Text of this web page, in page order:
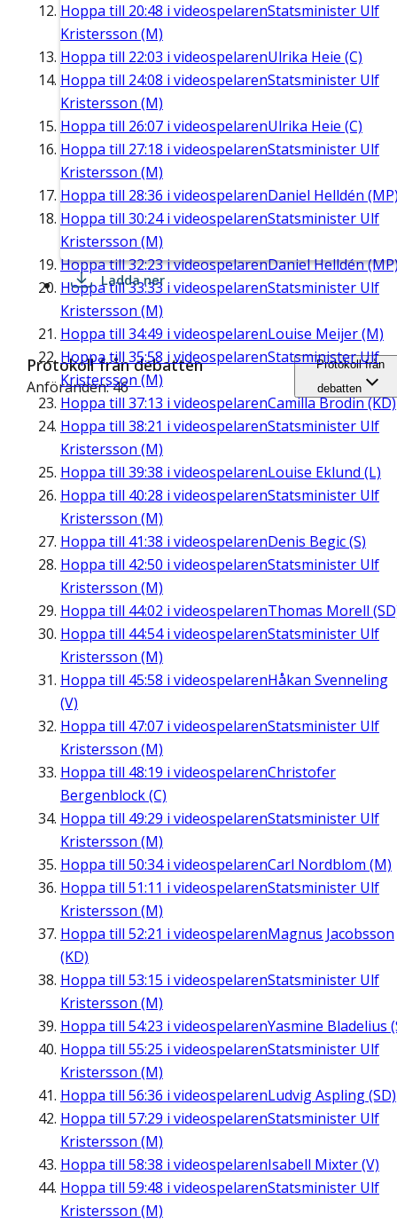
Hoppa till 20:48 i videospelarenStatsminister Ulf
Kristersson (M)
Hoppa till 22:03 i videospelarenUlrika Heie (C)
Hoppa till 24:08 i videospelarenStatsminister Ulf
Kristersson (M)
Hoppa till 26:07 i videospelarenUlrika Heie (C)
Hoppa till 27:18 i videospelarenStatsminister Ulf
Kristersson (M)
Hoppa till 28:36 i videospelarenDaniel Helldén
Hoppa till 30:24i videospelarenStatsminister Ulf
Kristersson (M)
Hoppa till32:23i videospelarenDaniel Helldén
Hoppa till33:33 i videospelarenStatsminister Ulf
Kristersson (M)
Hoppa till 34:49 i videospelarenLouise Meijer (M)
Hoppa till 35:58 i videospelarenStatsminister Ulf
Kristersson (M)
Hoppa till 37:13 i videospelarenCamilla Brodin (KD)
Hoppa till 38:21 i videospelarenStatsminister Ulf
Kristersson (M)
Hoppa till 39:38 i videospelarenLouise Eklund (L)
Hoppa till 40:28 i videospelarenStatsminister Ulf
Kristersson (M)
Hoppa till 41:38 i videospelarenDenis Begic (S)
Hoppa till 42:50 i videospelarenStatsminister Ulf
Kristersson (M)
Hoppa till 44:02 i videospelarenThomas Morell
Hoppa till 44:54i videospelarenStatsminister Ulf
Kristersson (M)
Hoppa till 45:58 i videospelarenHåkan Svenneling
(V)
Hoppa till 47:07 i videospelarenStatsminister Ulf
Kristersson (M)
Hoppa till 48:19 i videospelarenChristofer
Bergenblock (C)
Hoppa till 49:29 i videospelarenStatsminister Ulf
Kristersson (M)
Hoppa till 50:34i videospelarenCarl Nordblom (M)
Hoppa till 51:11 i videospelarenStatsminister Ulf
Kristersson (M)
Hoppa till 52:21 i videospelarenMagnus Jacobsson
(KD)
Hoppa till 53:15 i videospelarenStatsminister Ulf
Kristersson (M)
Hoppa till 54:23 i videospelarenYasmine Bladelius
Hoppa till 55:25 i videospelarenStatsminister Ulf
Kristersson (M)
Hoppa till 56:36 i videospelarenLudvig Aspling (SD)
Hoppa till 57:29 i videospelarenStatsminister Ulf
Kristersson (M)
Hoppa till 58:38 i videospelarenIsabell Mixter (V)
Hoppa till 59:48 i videospelarenStatsminister Ulf
Kristersson (M)
Ladda ner
Protokoll från debatten
Anföranden: 46
Protokoll från
debatten